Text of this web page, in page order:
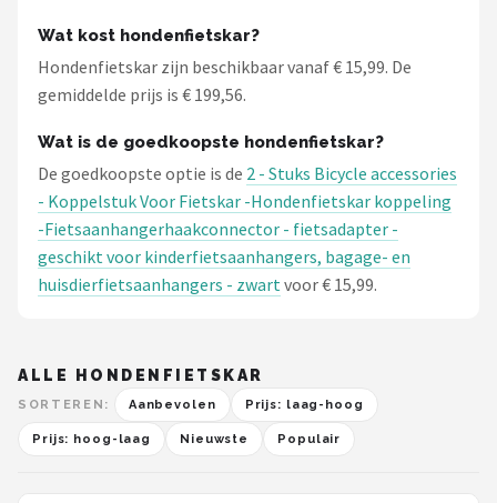
Wat kost hondenfietskar?
Hondenfietskar zijn beschikbaar vanaf € 15,99. De
gemiddelde prijs is € 199,56.
Wat is de goedkoopste hondenfietskar?
De goedkoopste optie is de 2 - Stuks Bicycle accessories
- Koppelstuk Voor Fietskar -Hondenfietskar koppeling
-Fietsaanhangerhaakconnector - fietsadapter -
geschikt voor kinderfietsaanhangers, bagage- en
huisdierfietsaanhangers - zwartvoor € 15,99.
ALLE HONDENFIETSKAR
SORTEREN: Aanbevolen Prijs: laag-hoog
Prijs: hoog-laag Nieuwste Populair